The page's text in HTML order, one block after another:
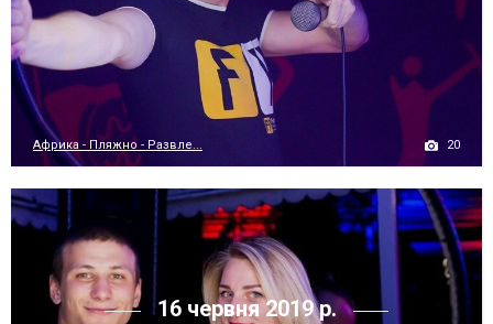
Африка - Пляжно - Развле... 20
16 червня 2019 р.